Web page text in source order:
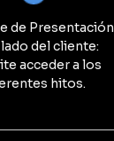
de Presentación
del cliente:
acceder a los
hitos.